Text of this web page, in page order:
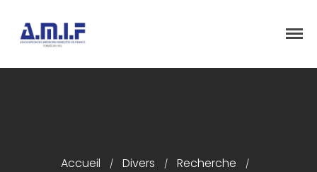
Accueil
Accueil / Divers / Recherche /